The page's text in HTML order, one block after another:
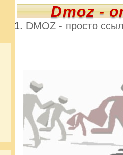
Dmoz -
DMOZ - просто